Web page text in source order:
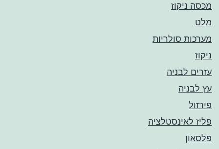
מכסה ניקוז
מלט
מערכות סולריות
ניקוז
עזרים לבניה
עץ לבניה
פירזול
פליז לאינסטלציה
פלסאון